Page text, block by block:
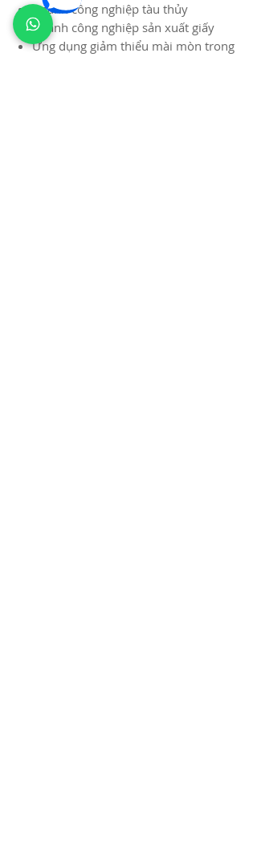
Ngành công nghiệp tàu thủy
Ngành công nghiệp sản xuất giấy
Ứng dụng giảm thiểu mài mòn trong